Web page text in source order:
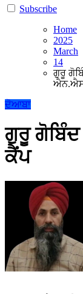
Subscribe
Home
2025
March
14
ਗੁਰੂ
ਦੋਆਬਾ
ਗੁਰੂ
ਕੈਂਪ